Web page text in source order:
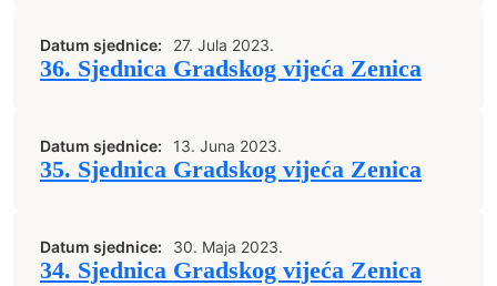
Datum sjednice: 27. Jula 2023.
36. Sjednica Gradskog vijeća Zenica
Datum sjednice: 13. Juna 2023.
35. Sjednica Gradskog vijeća Zenica
Datum sjednice: 30. Maja 2023.
34. Sjednica Gradskog vijeća Zenica